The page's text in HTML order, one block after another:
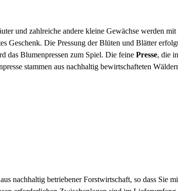
und zahlreiche andere kleine Gewächse werden mit
Geschenk. Die Pressung der Blüten und Blätter
das Blumenpressen zum Spiel. Die feine Presse, die in
stammen aus nachhaltig bewirtschafteten
nachhaltig betriebener Forstwirtschaft, so dass Sie